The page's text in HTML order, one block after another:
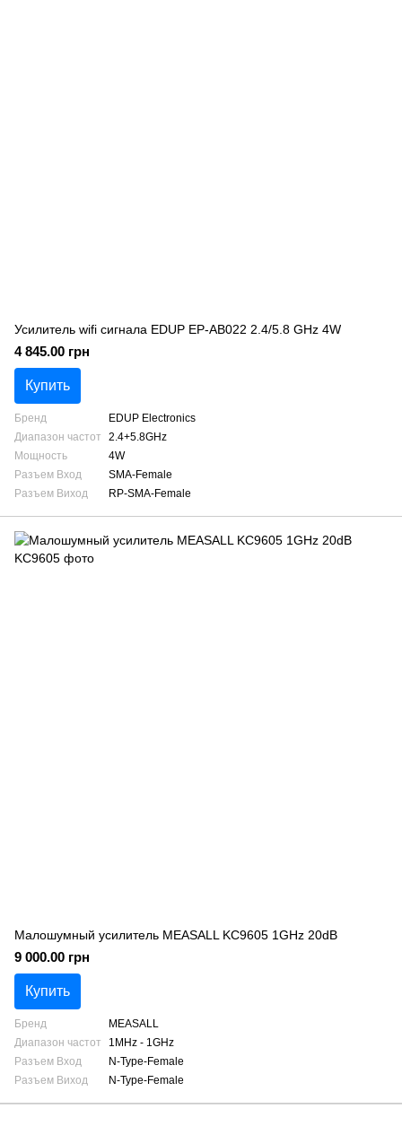
Усилитель wifi сигнала EDUP EP-AB022 2.4/5.8 GHz 4W
4 845.00 грн
Купить
Бренд
EDUP Electronics
Диапазон частот
2.4+5.8GHz
Мощность
4W
Разъем Вход
SMA-Female
Разъем Виход
RP-SMA-Female
Малошумный усилитель MEASALL KC9605 1GHz 20dB
9 000.00 грн
Купить
Бренд
MEASALL
Диапазон частот
1MHz - 1GHz
Разъем Вход
N-Type-Female
Разъем Виход
N-Type-Female